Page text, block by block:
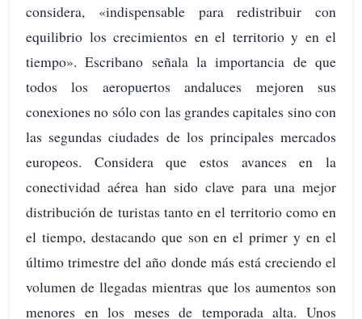
considera, «indispensable para redistribuir con
equilibrio los crecimientos en el territorio y en el
tiempo». Escribano señala la importancia de que
todos los aeropuertos andaluces mejoren sus
conexiones no sólo con las grandes capitales sino con
las segundas ciudades de los principales mercados
europeos. Considera que estos avances en la
conectividad aérea han sido clave para una mejor
distribución de turistas tanto en el territorio como en
el tiempo, destacando que son en el primer y en el
último trimestre del año donde más está creciendo el
volumen de llegadas mientras que los aumentos son
menores en los meses de temporada alta. Unos